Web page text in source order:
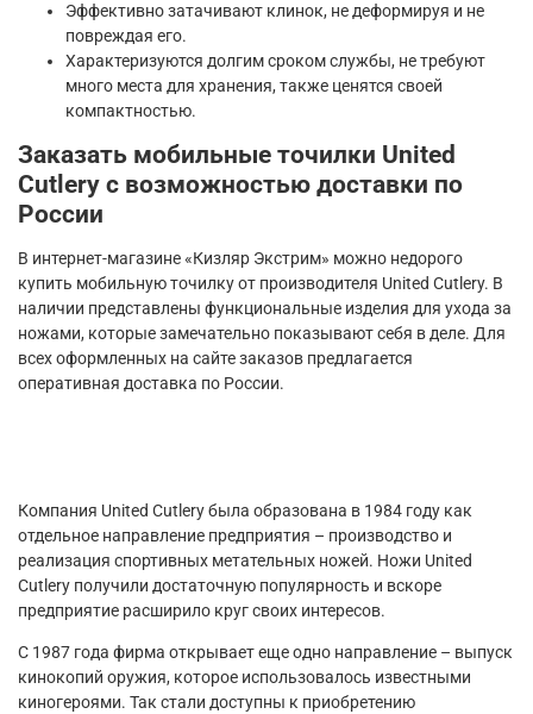
Эффективно затачивают клинок, не деформируя и не
повреждая его.
Характеризуются долгим сроком службы, не требуют
много места для хранения, также ценятся своей
компактностью.
Заказать мобильные точилки United
Cutlery с возможностью доставки по
России
В интернет-магазине «Кизляр Экстрим» можно недорого
купить мобильную точилку от производителя United Cutlery. В
наличии представлены функциональные изделия для ухода за
ножами, которые замечательно показывают себя в деле. Для
всех оформленных на сайте заказов предлагается
оперативная доставка по России.
Компания United Cutlery была образована в 1984 году как
отдельное направление предприятия – производство и
реализация спортивных метательных ножей. Ножи United
Cutlery получили достаточную популярность и вскоре
предприятие расширило круг своих интересов.
С 1987 года фирма открывает еще одно направление – выпуск
кинокопий оружия, которое использовалось известными
киногероями. Так стали доступны к приобретению